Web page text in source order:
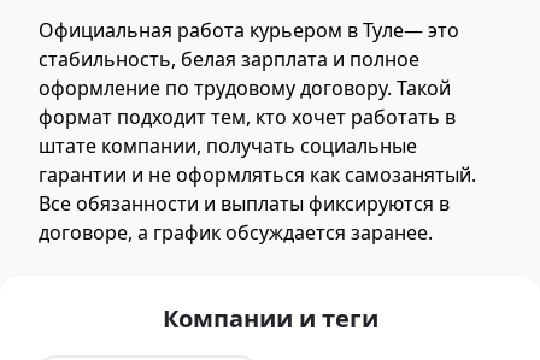
Официальная работа курьером в Туле— это
стабильность, белая зарплата и полное
оформление по трудовому договору. Такой
формат подходит тем, кто хочет работать в
штате компании, получать социальные
гарантии и не оформляться как самозанятый.
Все обязанности и выплаты фиксируются в
договоре, а график обсуждается заранее.
Компании и теги